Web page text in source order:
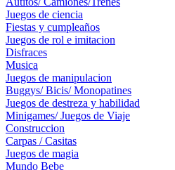
Juegos de ciencia
Fiestas y cumpleaños
Juegos de rol e imitacion
Disfraces
Musica
Juegos de manipulacion
Buggys/ Bicis/ Monopatines
Juegos de destreza y habilidad
Minigames/ Juegos de Viaje
Construccion
Carpas / Casitas
Juegos de magia
Mundo Bebe